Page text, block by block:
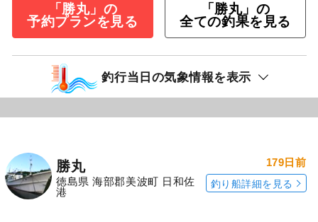
「勝丸」の
予約プランを見る
「勝丸」の
全ての釣果を見る
釣行当日の気象情報を表示
勝丸
徳島県 海部郡美波町 日和佐
港
179日前
釣り船詳細を見る